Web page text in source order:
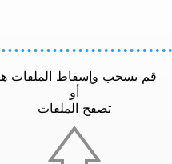
قم بسحب وإسقاط الملفات
أو
تصفح الملفات